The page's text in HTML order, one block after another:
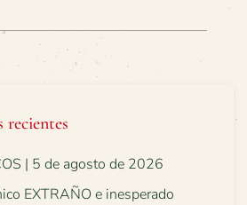
| 5 de agosto de 2026
EXTRAÑO e inesperado